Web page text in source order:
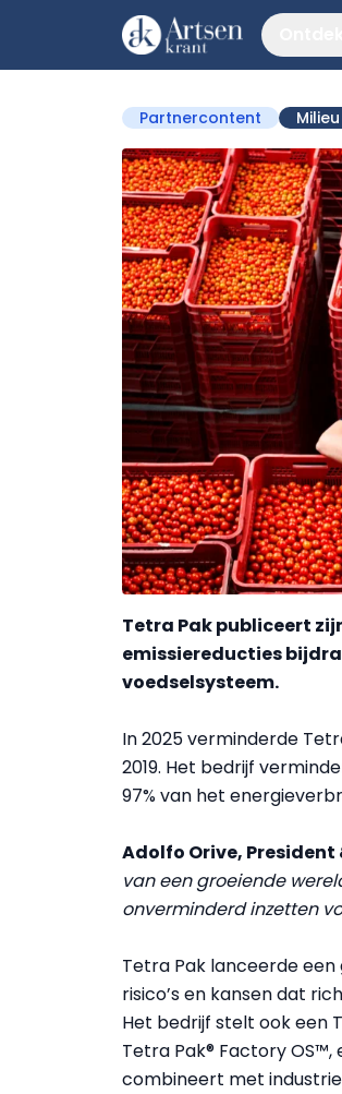
Partnercontent Milieu
Tetra Pak publiceert
emissiereducties
voedselsysteem.
In 2025 verminderde
2019. Het bedrijf
97% van het
Adolfo Orive, President
van een groeiende
onverminderd inzetten
Tetra Pak lanceerde
risico’s en kansen dat
Het bedrijf stelt ook een
Tetra Pak® Factory
combineert met